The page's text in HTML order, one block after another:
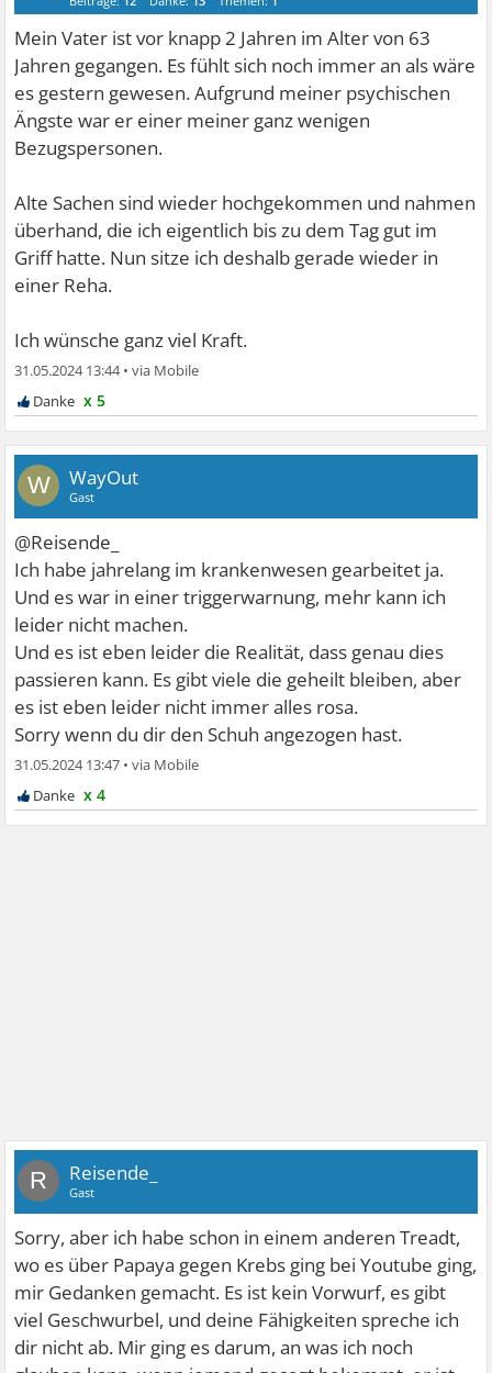
Mein Vater ist vor knapp 2 Jahren im Alter von 63
Jahren gegangen. Es fühlt sich noch immer an als wäre
es gestern gewesen. Aufgrund meiner psychischen
Ängste war er einer meiner ganz wenigen
Bezugspersonen.
Alte Sachen sind wieder hochgekommen und nahmen
überhand, die ich eigentlich bis zu dem Tag gut im
Griff hatte. Nun sitze ich deshalb gerade wieder in
einer Reha.
Ich wünsche ganz viel Kraft.
31.05.2024 13:44•
x 5
W WayOut
Gast
@Reisende_
Ich habe jahrelang im krankenwesen gearbeitet ja.
Und es war in einer triggerwarnung, mehr kann ich
leider nicht machen.
Und es ist eben leider die Realität, dass genau dies
passieren kann. Es gibt viele die geheilt bleiben, aber
es ist eben leider nicht immer alles rosa.
Sorry wenn du dir den Schuh angezogen hast.
31.05.2024 13:47 •
x 4
R Reisende_
Gast
Sorry, aber ich habe schon in einem anderen Treadt,
wo es über Papaya gegen Krebs ging bei Youtube ging,
mir Gedanken gemacht. Es ist kein Vorwurf, es gibt
viel Geschwurbel, und deine Fähigkeiten spreche ich
dir nicht ab. Mir ging es darum, an was ich noch